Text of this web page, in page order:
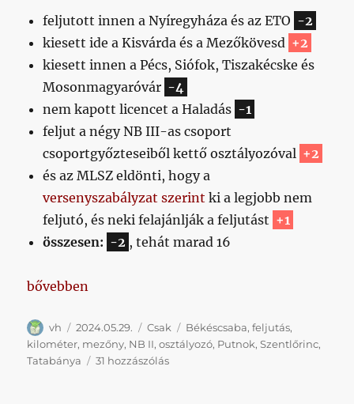
feljutott innen a Nyíregyháza és az ETO -2
kiesett ide a Kisvárda és a Mezőkövesd +2
kiesett innen a Pécs, Siófok, Tiszakécske és
Mosonmagyaróvár -4
nem kapott licencet a Haladás -1
feljut a négy NB III-as csoport
csoportgyőzteseiből kettő osztályozóval +2
és az MLSZ eldönti, hogy a
versenyszabályzat szerint ki a legjobb nem
feljutó, és neki felajánlják a feljutást +1
összesen: -2 , tehát marad 16
„A következő két vasárnap rendezik az
bővebben
Szerző
vh Közzétéve
2024.05.29. Kategória
Csak Címke
Békéscsaba,feljutás,
kilométer, mezőny, NB II,osztályozó, Putnok,Szentlőrinc,
Tatabánya
31 hozzászólásA